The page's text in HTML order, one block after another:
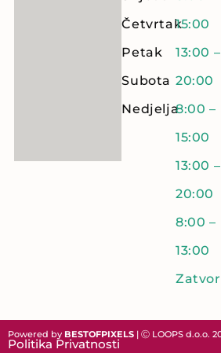
Četvrtak
Petak
Subota
Nedjelja
15:00
13:00 –
20:00
8:00 –
15:00
13:00 –
20:00
8:00 –
13:00
Powered by BESTOFPIXELS | Ⓒ LOOPS d.o.o.
Politika Privatnosti